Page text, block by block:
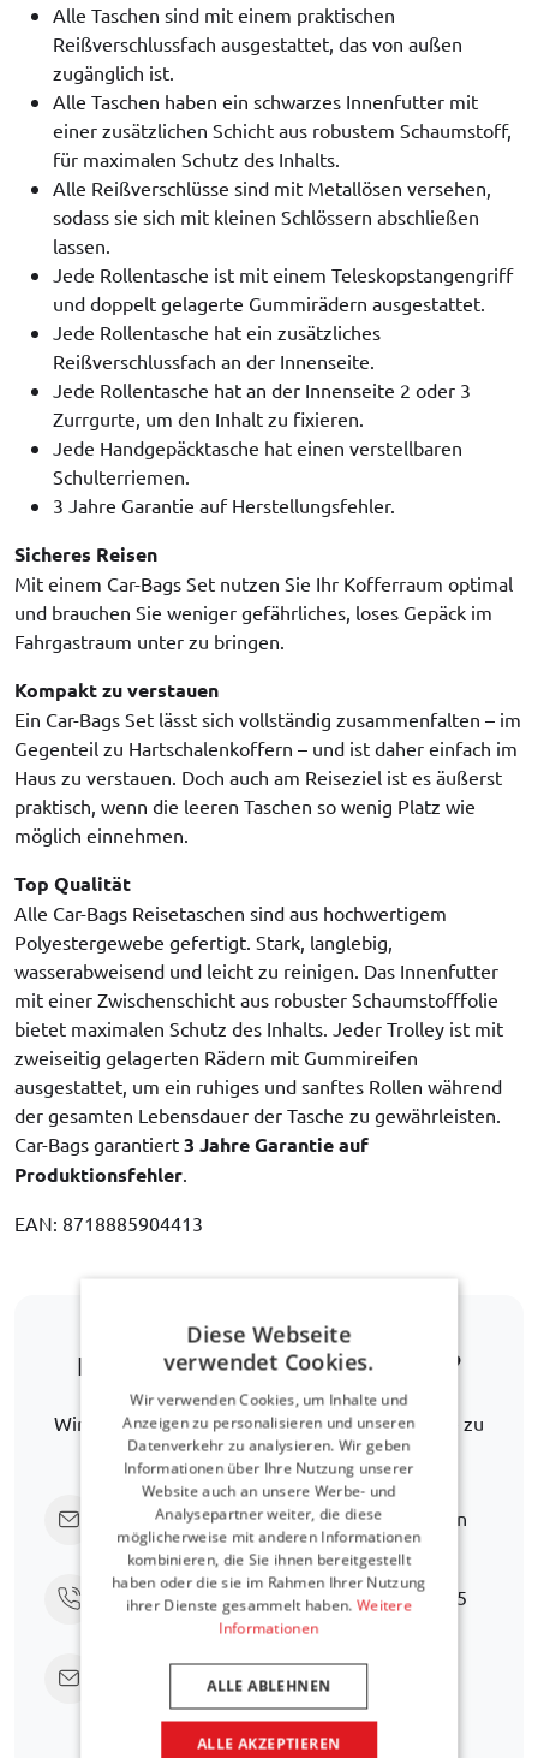
Alle Taschen sind mit einem praktischen
Reißverschlussfach ausgestattet, das von außen
zugänglich ist.
Alle Taschen haben ein schwarzes Innenfutter mit
einer zusätzlichen Schicht aus robustem Schaumstoff,
für maximalen Schutz des Inhalts.
Alle Reißverschlüsse sind mit Metallösen versehen,
sodass sie sich mit kleinen Schlössern abschließen
lassen.
Jede Rollentasche ist mit einem Teleskopstangengriff
und doppelt gelagerte Gummirädern ausgestattet.
Jede Rollentasche hat ein zusätzliches
Reißverschlussfach an der Innenseite.
Jede Rollentasche hat an der Innenseite 2 oder 3
Zurrgurte, um den Inhalt zu fixieren.
Jede Handgepäcktasche hat einen verstellbaren
Schulterriemen.
3 Jahre Garantie auf Herstellungsfehler.
Sicheres Reisen
Mit einem Car-Bags Set nutzen Sie Ihr Kofferraum optimal
und brauchen Sie weniger gefährliches, loses Gepäck im
Fahrgastraum unter zu bringen.
Kompakt zu verstauen
Ein Car-Bags Set lässt sich vollständig zusammenfalten – im
Gegenteil zu Hartschalenkoffern – und ist daher einfach im
Haus zu verstauen. Doch auch am Reiseziel ist es äußerst
praktisch, wenn die leeren Taschen so wenig Platz wie
möglich einnehmen.
Top Qualität
Alle Car-Bags Reisetaschen sind aus hochwertigem
Polyestergewebe gefertigt. Stark, langlebig,
wasserabweisend und leicht zu reinigen. Das Innenfutter
mit einer Zwischenschicht aus robuster Schaumstofffolie
bietet maximalen Schutz des Inhalts. Jeder Trolley ist mit
zweiseitig gelagerten Rädern mit Gummireifen
ausgestattet, um ein ruhiges und sanftes Rollen während
der gesamten Lebensdauer der Tasche zu gewährleisten.
Car-Bags garantiert 3 Jahre Garantie auf
Produktionsfehler
EAN: 8718885904413
Ist Ihr Automodell nicht dabei?
Wir helfen Ihnen gerne weiter, eine Alternative zu
finden.
Klicken Sie hier, um uns direkt zu fragen
Rufen Sie uns an unter+31 416 660 715
Senden Sie eine E-Mailsupport@car-
Diese Webseite
verwendet Cookies.
Wir verwenden Cookies, um Inhalte und
Anzeigen zu personalisieren und unseren
Datenverkehr zu analysieren. Wir geben
Informationen über Ihre Nutzung unserer
Website auch an unsere Werbe- und
Analysepartner weiter, die diese
möglicherweise mit anderen Informationen
kombinieren, die Sie ihnen bereitgestellt
haben oder die sie im Rahmen Ihrer Nutzung
ihrer Dienste gesammelt haben. Weitere
Informationen
ALLE AKZEPTIEREN
ALLE ABLEHNEN